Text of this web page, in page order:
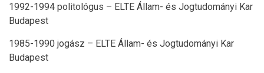
1992-1994 politológus – ELTE Állam- és Jogtudományi Kar
Budapest
1985-1990 jogász – ELTE Állam- és Jogtudományi Kar
Budapest